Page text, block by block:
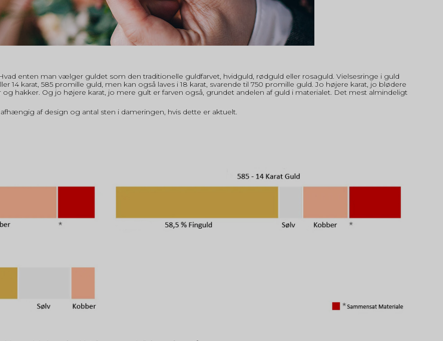
enten man vælger guldet som den traditionelle guldfarvet, hvidguld, rødguld eller rosaguld. Vielsesringe i guld
14 karat, 585 promille guld, men kan også laves i 18 karat, svarende til 750 promille guld. Jo højere karat, jo blødere
hakker. Og jo højere karat, jo mere gult er farven også, grundet andelen af guld i materialet. Det mest almindeligt
af design og antal sten i dameringen, hvis dette er aktuelt.